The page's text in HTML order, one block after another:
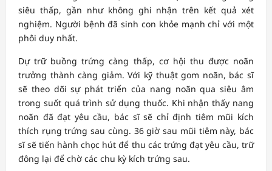
siêu thấp, gần như không ghi nhận trên kết quả xét
nghiệm. Người bệnh đã sinh con khỏe mạnh chỉ với một
phôi duy nhất.
Dự trữ buồng trứng càng thấp, cơ hội thu được noãn
trưởng thành càng giảm. Với kỹ thuật gom noãn, bác sĩ
sẽ theo dõi sự phát triển của nang noãn qua siêu âm
trong suốt quá trình sử dụng thuốc. Khi nhận thấy nang
noãn đã đạt yêu cầu, bác sĩ sẽ chỉ định tiêm mũi kích
thích rụng trứng sau cùng. 36 giờ sau mũi tiêm này, bác
sĩ sẽ tiến hành chọc hút để thu các trứng đạt yêu cầu, trữ
đông lại để chờ các chu kỳ kích trứng sau.